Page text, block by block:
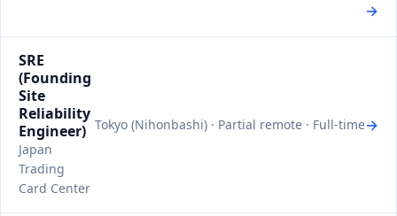
→
SRE
(Founding
Site
Reliability
Engineer)
Japan
Trading
Card Center
Tokyo (Nihonbashi) · Partial remote · Full-time→